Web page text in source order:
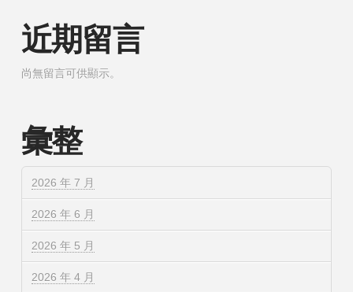
近期留言
尚無留言可供顯示。
彙整
2026 年 7 月
2026 年 6 月
2026 年 5 月
2026 年 4 月